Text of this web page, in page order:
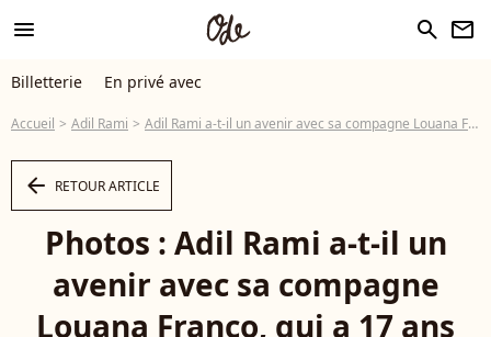
menu search newsletter
Billetterie En privé avec
Accueil Adil Rami Adil Rami a-t-il un avenir avec sa compagne Louana Franco, qui a 17 ans d'écart avec lui ? Il évoque comme rarement leur couple
arrow_left RETOUR ARTICLE
Photos : Adil Rami a-t-il un
avenir avec sa compagne
Louana Franco, qui a 17 ans